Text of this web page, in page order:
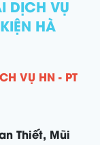
DỊCH VỤ
HÀ
VỤ HN - PT
Thiết, Mũi